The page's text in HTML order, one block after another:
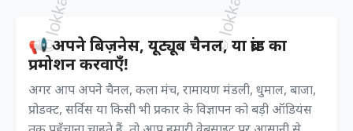
📢 अपने बिज़नेस, यूट्यूब चैनल, या ब्रांड का
प्रमोशन करवाएँ!
अगर आप अपने चैनल, कला मंच, रामायण मंडली, धुमाल, बाजा,
प्रोडक्ट, सर्विस या किसी भी प्रकार के विज्ञापन को बड़ी ऑडियंस